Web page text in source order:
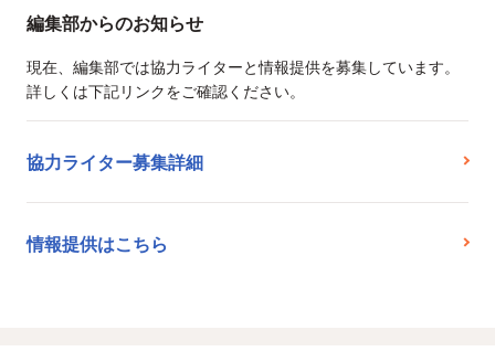
編集部からのお知らせ
現在、編集部では協力ライターと情報提供を募集しています。
詳しくは下記リンクをご確認ください。
協力ライター募集詳細
情報提供はこちら